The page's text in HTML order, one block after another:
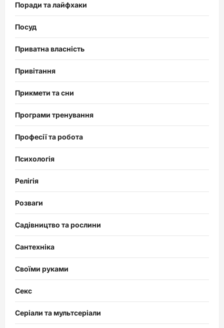
Поради та лайфхаки
Посуд
Приватна власність
Привітання
Прикмети та сни
Програми тренування
Професії та робота
Психологія
Релігія
Розваги
Садівництво та рослини
Сантехніка
Своїми руками
Секс
Серіали та мультсеріали